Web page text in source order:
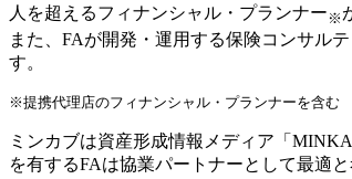
人を超えるフィナンシャル・プランナー ※
また、FAが開発・運用する保険コンサル
す。
※提携代理店のフィナンシャル・プランナーを含む
ミンカブは資産形成情報メディア「
を有するFAは協業パートナーとして最適と